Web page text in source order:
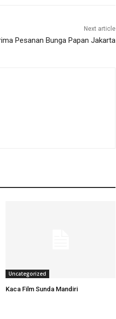
Next article
Pesanan Bunga Papan Jakarta
Uncategorized
Kaca Film Sunda Mandiri